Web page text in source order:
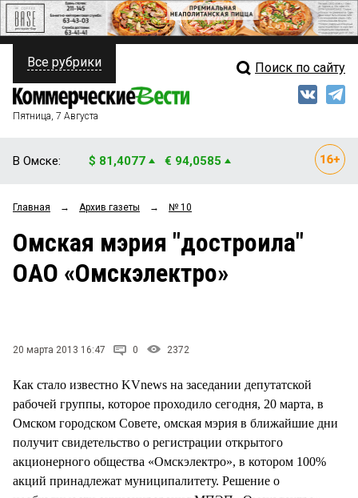
ПОЛИТИКА
ФИНАНСЫ
ОБЩЕСТВО
ЗАКОН
СТИЛЬ ЖИЗНИ
Свежий выпуск
Рейтинги
Блоги
Все рубрики Поиск по сайту
Пятница, 7 Августа
В Омске: $ 81,4077 € 94,0585
Главная → Архив газеты → № 10
Омская мэрия "достроила"
ОАО «Омскэлектро»
20 марта 2013 16:47 0 2372
Как стало известно KVnews на заседании депутатской
рабочей группы, которое проходило сегодня, 20 марта, в
Омском городском Совете, омская мэрия в ближайшие дни
получит свидетельство о регистрации открытого
акционерного общества «Омскэлектро», в котором 100%
акций принадлежат муниципалитету. Решение о